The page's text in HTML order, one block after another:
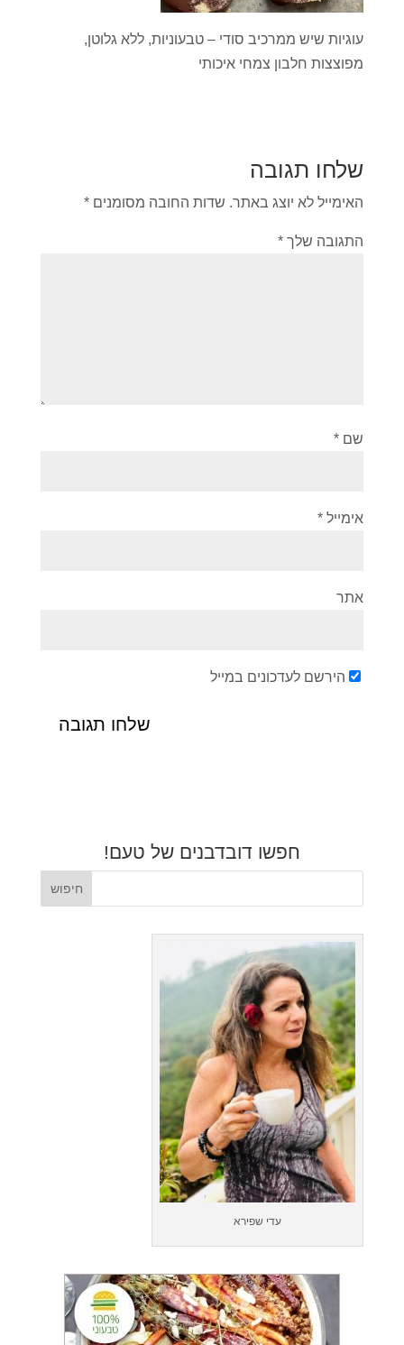
עוגיות שיש ממרכיב סודי – טבעוניות, ללא גלוטן,
מפוצצות חלבון צמחי איכותי
שלחו תגובה
האימייל לא יוצג באתר. שדות החובה מסומנים *
התגובה שלך *
שם *
אימייל *
אתר
הירשם לעדכונים במייל
חפשו דובדבנים של טעם!
עדי שפירא